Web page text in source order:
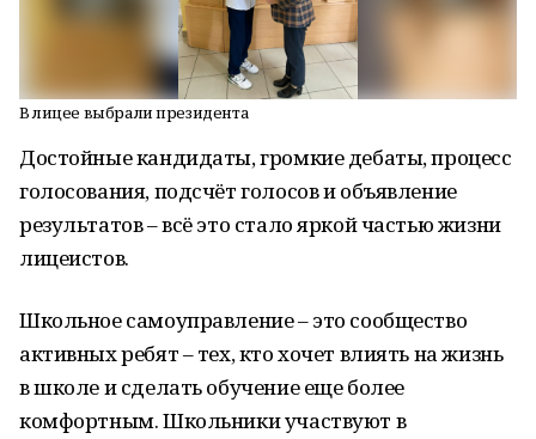
В лицее выбрали президента
Достойные кандидаты, громкие дебаты, процесс
голосования, подсчёт голосов и объявление
результатов – всё это стало яркой частью жизни
лицеистов.
Школьное самоуправление – это сообщество
активных ребят – тех, кто хочет влиять на жизнь
в школе и сделать обучение еще более
комфортным. Школьники участвуют в